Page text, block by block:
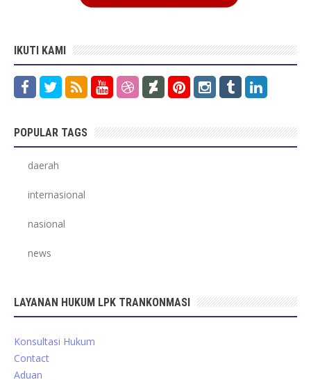
IKUTI KAMI
POPULAR TAGS
daerah
internasional
nasional
news
LAYANAN HUKUM LPK TRANKONMASI
Konsultasi Hukum
Contact
Aduan